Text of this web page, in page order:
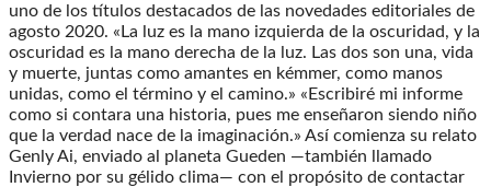
uno de los títulos destacados de las novedades editoriales de
agosto 2020. «La luz es la mano izquierda de la oscuridad, y la
oscuridad es la mano derecha de la luz. Las dos son una, vida
y muerte, juntas como amantes en kémmer, como manos
unidas, como el término y el camino.» «Escribiré mi informe
como si contara una historia, pues me enseñaron siendo niño
que la verdad nace de la imaginación.» Así comienza su relato
Genly Ai, enviado al planeta Gueden —también llamado
Invierno por su gélido clima— con el propósito de contactar